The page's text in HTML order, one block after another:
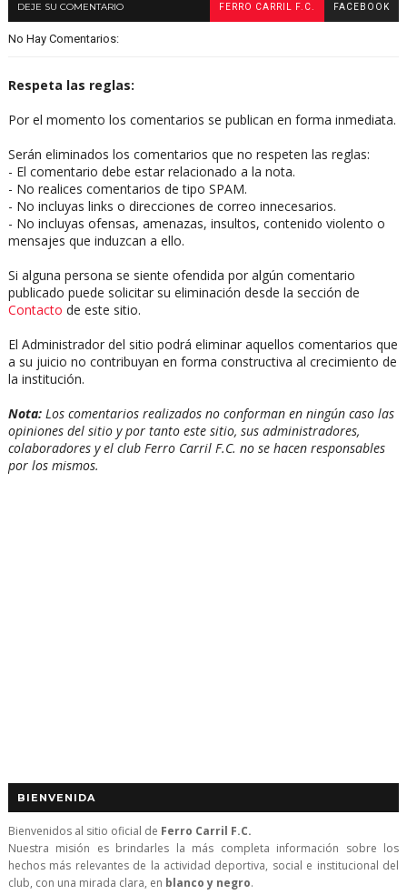
DEJE SU COMENTARIO FERRO CARRIL F.C. FACEBOOK
No Hay Comentarios:
Respeta las reglas:
Por el momento los comentarios se publican en forma inmediata.
Serán eliminados los comentarios que no respeten las reglas:
- El comentario debe estar relacionado a la nota.
- No realices comentarios de tipo SPAM.
- No incluyas links o direcciones de correo innecesarios.
- No incluyas ofensas, amenazas, insultos, contenido violento o
mensajes que induzcan a ello.
Si alguna persona se siente ofendida por algún comentario
publicado puede solicitar su eliminación desde la sección de
Contacto de este sitio.
El Administrador del sitio podrá eliminar aquellos comentarios que
a su juicio no contribuyan en forma constructiva al crecimiento de
la institución.
Nota:Los comentarios realizados no conforman en ningún caso las
opiniones del sitio y por tanto este sitio, sus administradores,
colaboradores y el club Ferro Carril F.C. no se hacen responsables
por los mismos.
BIENVENIDA
Bienvenidos al sitio oficial de Ferro Carril F.C.
Nuestra misión es brindarles la más completa información sobre los
hechos más relevantes de la actividad deportiva, social e institucional del
club, con una mirada clara, en blanco y negro.